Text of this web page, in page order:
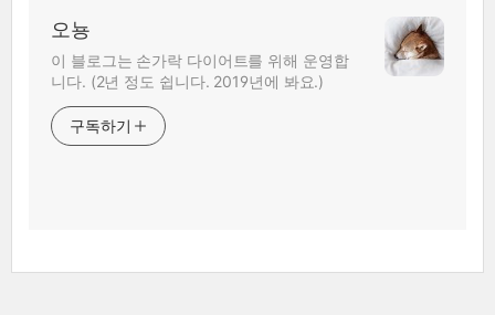
오뇽
이 블로그는 손가락 다이어트를 위해 운영합
니다. (2년 정도 쉽니다. 2019년에 봐요.)
구독하기